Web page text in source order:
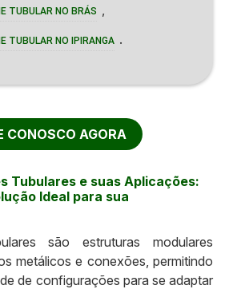
TUBULAR NO BRÁS
TUBULAR NO IPIRANGA .
CONOSCO AGORA
Tubulares e suas Aplicações:
Ideal para sua
são estruturas modulares
metálicos e conexões, permitindo
de configurações para se adaptar